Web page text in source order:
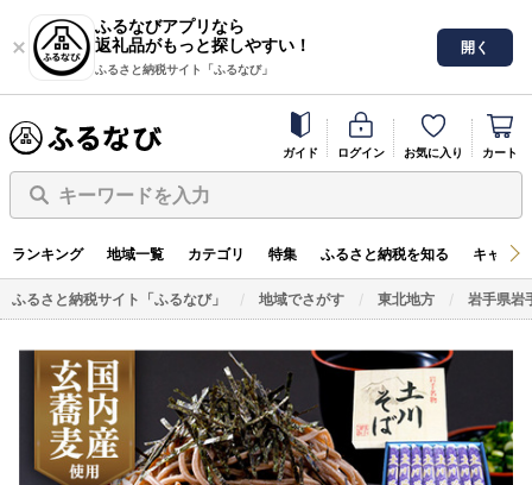
ふるなびアプリなら
返礼品がもっと探しやすい！
ふるさと納税サイト「ふるなび」
開く
ガイド ログイン お気に入り カート
キーワードを入力
ランキング 地域一覧 カテゴリ 特集 ふるさと納税を知る キャン
ふるさと納税サイト「ふるなび」 地域でさがす 東北地方 岩手県岩